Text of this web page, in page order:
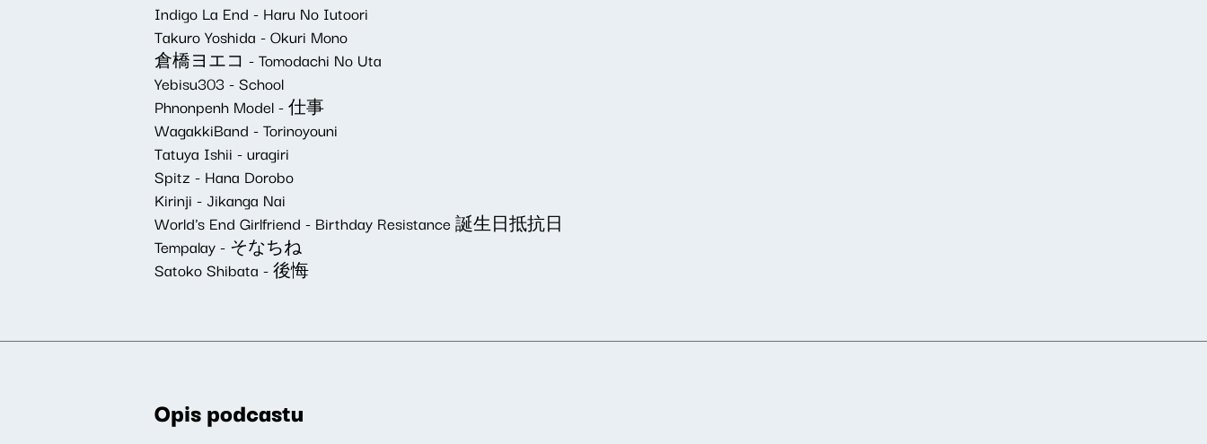
Indigo La End - Haru No Iutoori
Takuro Yoshida - Okuri Mono
倉橋ヨエコ - Tomodachi No Uta
Yebisu303 - School
Phnonpenh Model - 仕事
WagakkiBand - Torinoyouni
Tatuya Ishii - uragiri
Spitz - Hana Dorobo
Kirinji - Jikanga Nai
World's End Girlfriend - Birthday Resistance 誕生日抵抗日
Tempalay - そなちね
Satoko Shibata - 後悔
Opis podcastu